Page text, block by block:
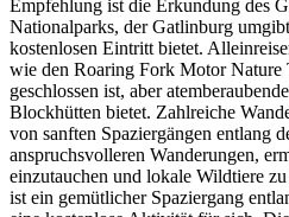
Empfehlung ist die Erkundung des
Nationalparks, der Gatlinburg
kostenlosen Eintritt bietet.
wie den Roaring Fork Motor Nature
geschlossen ist, aber
Blockhütten bietet. Zahlreiche
von sanften Spaziergängen entlang
anspruchsvolleren Wanderungen,
einzutauchen und lokale Wildtiere zu
ist ein gemütlicher Spaziergang